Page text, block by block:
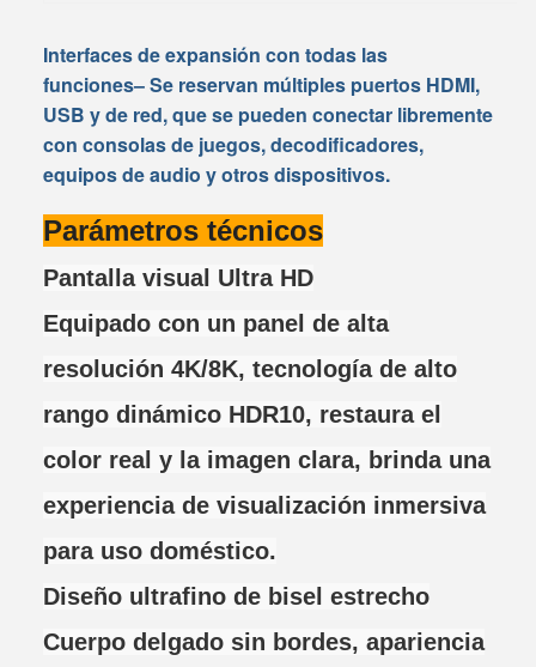
Interfaces de expansión con todas las
funciones– Se reservan múltiples puertos HDMI,
USB y de red, que se pueden conectar libremente
con consolas de juegos, decodificadores,
equipos de audio y otros dispositivos.
Parámetros técnicos
Pantalla visual Ultra HD
Equipado con un panel de alta
resolución 4K/8K, tecnología de alto
rango dinámico HDR10, restaura el
color real y la imagen clara, brinda una
experiencia de visualización inmersiva
para uso doméstico.
Diseño ultrafino de bisel estrecho
Cuerpo delgado sin bordes, apariencia